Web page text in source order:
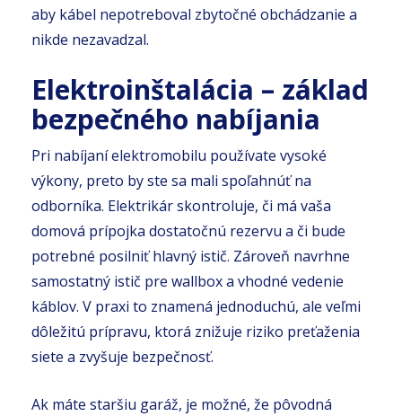
aby kábel nepotreboval zbytočné obchádzanie a
nikde nezavadzal.
Elektroinštalácia – základ
bezpečného nabíjania
Pri nabíjaní elektromobilu používate vysoké
výkony, preto by ste sa mali spoľahnúť na
odborníka. Elektrikár skontroluje, či má vaša
domová prípojka dostatočnú rezervu a či bude
potrebné posilniť hlavný istič. Zároveň navrhne
samostatný istič pre wallbox a vhodné vedenie
káblov. V praxi to znamená jednoduchú, ale veľmi
dôležitú prípravu, ktorá znižuje riziko preťaženia
siete a zvyšuje bezpečnosť.
Ak máte staršiu garáž, je možné, že pôvodná